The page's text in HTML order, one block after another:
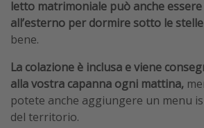
letto matrimoniale può anche
all’esterno per dormire sotto le stelle
bene.
La colazione è inclusa e viene
alla vostra capanna ogni mattina,
potete anche aggiungere un menu
del territorio.